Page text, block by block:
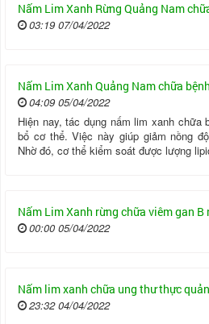
Nấm Lim Xanh Rừng Quảng Nam
03:19 07/04/2022
Nấm Lim Xanh Quảng Nam chữa
04:09 05/04/2022
Hiện nay, tác dụng nấm lim xanh chữa
bổ cơ thể. Việc này giúp giảm nồng
Nhờ đó, cơ thể kiểm soát được lượng
Nấm Lim Xanh rừng chữa viêm gan B
00:00 05/04/2022
Nấm lim xanh chữa ung thư thực quản
23:32 04/04/2022